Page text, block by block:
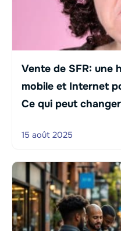
Vente de SFR: une
mobile et Internet
Ce qui peut
15 août 2025